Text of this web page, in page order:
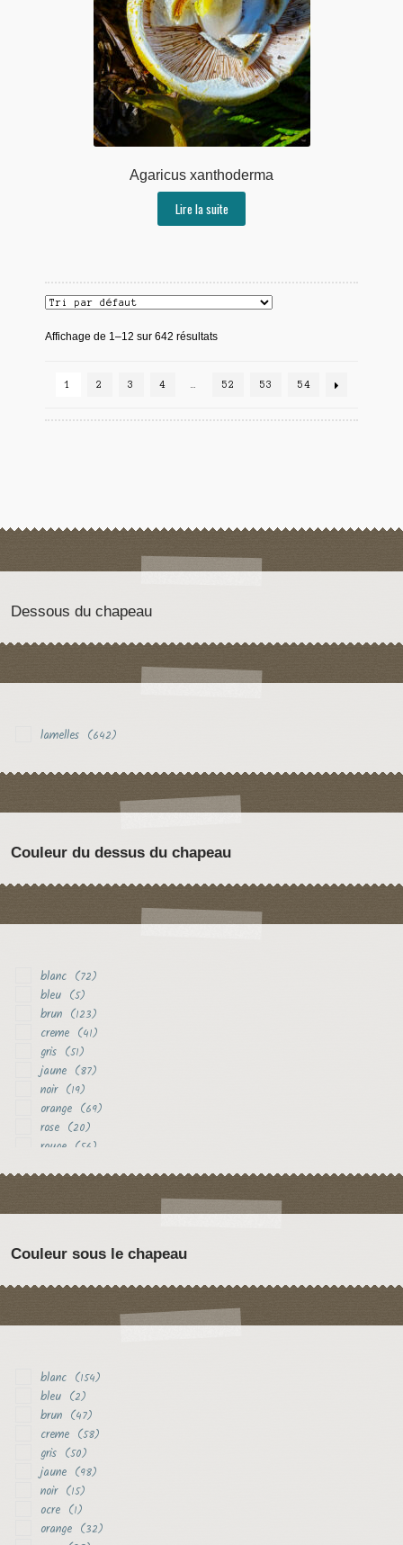
Agaricus xanthoderma
Lire la suite
Affichage de 1–12 sur 642 résultats
1 2 3 4 52 53 54
Dessous du chapeau
lamelles (642)
Couleur du dessus du chapeau
blanc (72)
bleu (5)
brun (123)
creme (41)
gris (51)
jaune (87)
noir (19)
orange (69)
rose (20)
rouge (56)
Couleur sous le chapeau
blanc (154)
bleu (2)
brun (47)
creme (58)
gris (50)
jaune (98)
noir (15)
ocre (1)
orange (32)